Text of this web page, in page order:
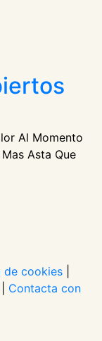
Al Momento
Asta Que
de cookies
Contacta con